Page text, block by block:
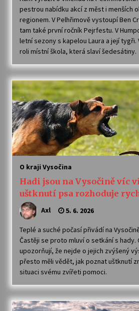
pestrou nabídku akcí z měst i menších
regionem. V Pelhřimově vystoupí Ben
tam také první ročník Pejrfestu. V
letní sezony s kapelou Laura a její tygři.
roli místní škola, která slaví šedesátiny.
O kraji Vysočina
Hadi jsou na Vysočině víc
uštknutí psa rozhoduje
Axl 5. 6. 2026
Teplé a suché počasí přivádí na
Častěji se proto mluví o setkání s hady.
upozorňují, že nejde o jejich zvýšený
přesto měli vědět, jak poznat uštknutí
situaci svému zvířeti pomoci.